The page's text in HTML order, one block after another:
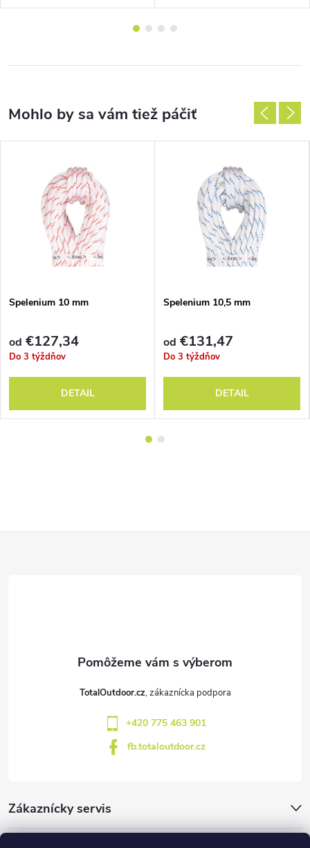
Spelenium 10 mm
od €127,34
Do 3 týždňov
DETAIL
Spelenium 10,5 mm
od €131,47
Do 3 týždňov
DETAIL
Zákaznícky servis
TotalOutdoor.cz
+420 775 463 901
fb.totaloutdoor.cz